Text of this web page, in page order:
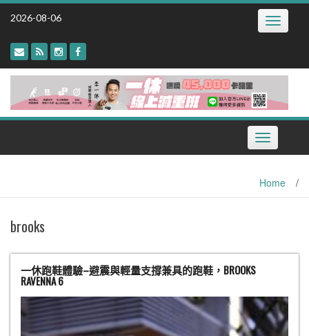
Skip
2026-08-06 Toggle
Toggle
navigation
Home /
brooks
一休跑鞋體驗–避震與輕量支撐兼具的跑鞋，BROOKS
RAVENNA 6